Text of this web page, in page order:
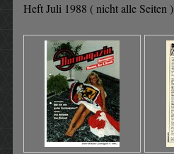
Heft Juli 1988 ( nicht alle Seiten )